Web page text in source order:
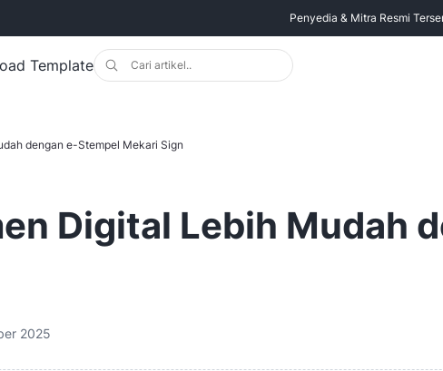
Penyedia & Mitra Resmi
Template
dengan e-Stempel Mekari Sign
Digital Lebih Mudah
2025